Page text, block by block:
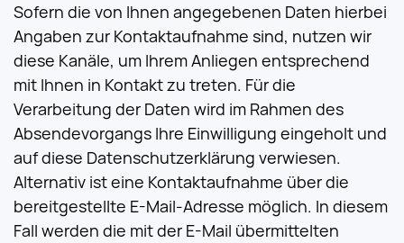
Sofern die von Ihnen angegebenen Daten hierbei
Angaben zur Kontaktaufnahme sind, nutzen wir
diese Kanäle, um Ihrem Anliegen entsprechend
mit Ihnen in Kontakt zu treten. Für die
Verarbeitung der Daten wird im Rahmen des
Absendevorgangs Ihre Einwilligung eingeholt und
auf diese Datenschutzerklärung verwiesen.
Alternativ ist eine Kontaktaufnahme über die
bereitgestellte E-Mail-Adresse möglich. In diesem
Fall werden die mit der E-Mail übermittelten